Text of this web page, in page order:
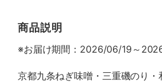
商品説明
※お届け期間：2026/06/19～
京都九条ねぎ味噌・三重磯のり